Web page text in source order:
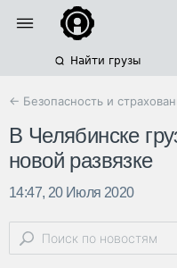
Найти грузы
← Безопасность и
В Челябинске
новой развязке
14:47, 20 Июля 2020